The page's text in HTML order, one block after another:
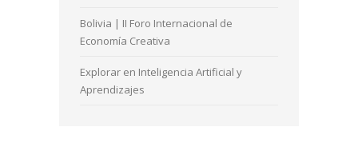
Bolivia | II Foro Internacional de
Economía Creativa
Explorar en Inteligencia Artificial y
Aprendizajes